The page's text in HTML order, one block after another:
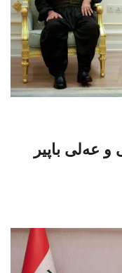
و عەلی باپیر